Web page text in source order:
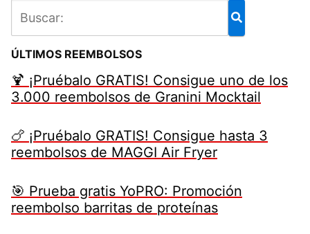
ÚLTIMOS REEMBOLSOS
🍹 ¡Pruébalo GRATIS! Consigue uno de los
3.000 reembolsos de Granini Mocktail
🍗 ¡Pruébalo GRATIS! Consigue hasta 3
reembolsos de MAGGI Air Fryer
🎯 Prueba gratis YoPRO: Promoción
reembolso barritas de proteínas